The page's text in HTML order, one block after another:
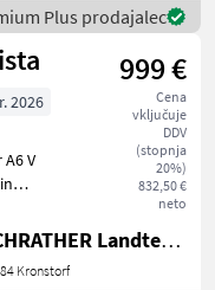
Plus prodajalec
999 €
Cena
vključuje
DDV
(stopnja
20%)
832,50 €
neto
2026
V
zu
HOCHRATHER Landtechnik GmbH
Kronstorf